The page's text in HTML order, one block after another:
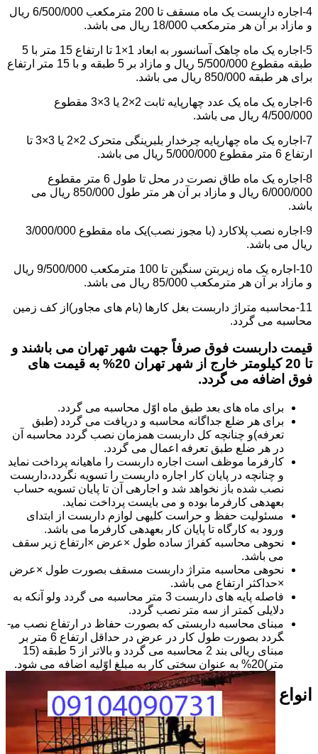
4-اجاره داربست یک ماه مسقف تا 200 مترمکعب 6/500/000 ریال
و مازاد بر آن هر مترمکعب 18/000 ریال می باشد.
5-اجاره یک ماه چاهک آسانسور به ابعاد 1×1 تا ارتفاع 15 متر با 5
طبقه مقطوع 5/500/000 ریال و مازاد بر 5 طبقه و با 15 متر ارتفاع
برای هر طبقه 850/000 ریال می باشد.
6-اجاره یک ماه یک عدد چهارپایه ثابت 2×2 یا 3×3 مقطوع
4/500/000 ریال می باشد.
7-اجاره یک ماه چهارپایه چرخدار بلبرینگی متحرک 2×2 یا 3×3 تا
ارتفاع 6 متر مقطوع 5/000/000 ریال می باشد.
8-اجاره یک ماه طاق نصرت در محل تا طول 6 متر مقطوع
6/000/000 ریال و مازاد بر آن هر متر طول 850/000 ریال می
باشد.
9-اجاره نصب پلاکارد (با مجوز نصب)یک ماه مقطوع 3/000/000
ریال می باشد.
10-اجاره یک ماه زیربتن سنگین تا 100 مترمکعب 9/500/000 ریال
و مازاد بر آن هر مترمکعب 85/000 ریال می باشد.
11-محاسبه متراژ داربست بغل کارها (بام های مجاور)از کف زمین
محاسبه می گردد.
قیمت داربست فوق صرفاً جهت شهر تهران می باشند و
تا 20 کیلومتر خارج از شهر تهران 20% به قیمت های
فوق اضافه می گردد.
برای ماه های بعد طبق ماه اوّل محاسبه می گردد.
برای هر ضلع جداگانه محاسبه و دریافت می گردد (طبق
تعرفه)و چنانچه کل داربست همزمان نصب گردد محاسبه آن
در هر ضلع طبق تعرفه اعمال می گردد.
کارفرما موظف است اجاره داربست را ماهیانه پرداخت نماید
و چنانچه در پایان کار اجاره داربست را تسویه نگردد،داربست
نصب شده باز نخواهد شد و اجاره­ی آن تا پایان تسویه حساب
بعهده­ی کارفرما بوده و می بایست پرداخت نماید.
مسئولیت حفظ و حراست کلیه­ی لوازم داربست از ابتدای
ورود به کارگاه تا پایان کار بعهده­ی کارفرما می باشد.
نحوه­ی محاسبه کفراژ ساده طول ×عرض ×ارتفاع زیر سقف
می باشد.
نحوه­ی محاسبه متراژ داربست مسقف بصورت طول ×عرض
×حداکثر ارتفاع می باشد.
فاصله پایه های داربست 3 متر محاسبه می گردد ولو آنکه به
دلایلی کمتر از سه متر نصب گردد.
مبنای محاسبه داربستی که بصورت حفاظ در ارتفاع نصب می­
گردد بصورت طول کار در عرض در حداقل ارتفاع 6 متر بر
مبنای ریالی بند 2 محاسبه می گردد و بالاتر از 5 طبقه (15
متر)20% به عنوان سختی کار به مبلغ اوّلیه اضافه می شود.
انواع